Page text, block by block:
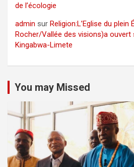
de l’écologie
admin sur Religion:L’Eglise du plein
Rocher/Vallée des visions)a
Kingabwa-Limete
You may Missed